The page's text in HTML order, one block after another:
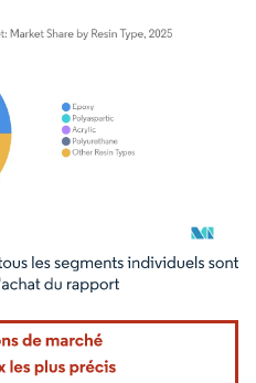
nécessite une attribution sous CC BY